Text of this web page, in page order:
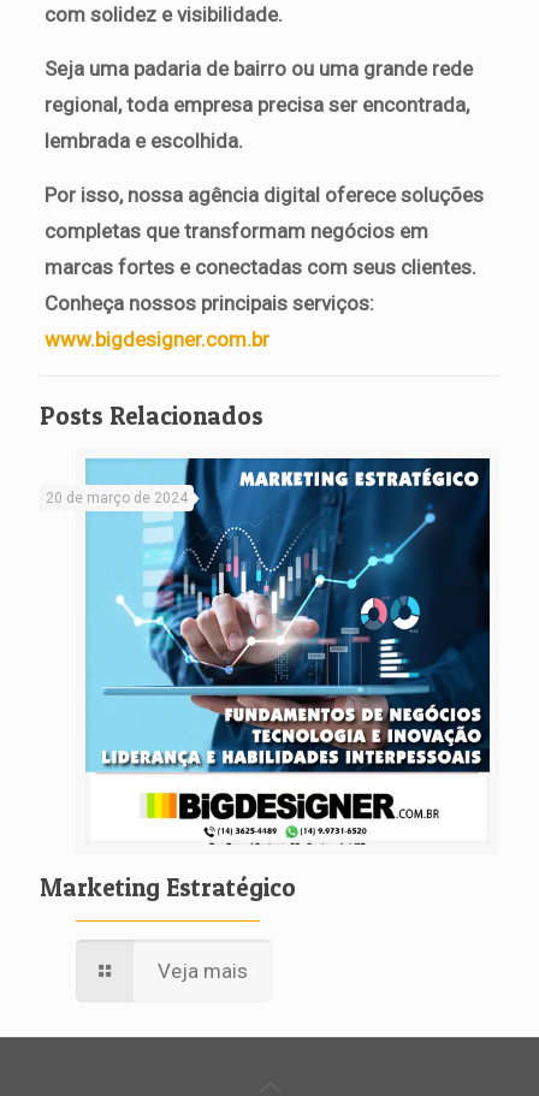
com solidez e visibilidade.
Seja uma padaria de bairro ou uma grande rede
regional, toda empresa precisa ser encontrada,
lembrada e escolhida.
Por isso, nossa agência digital oferece soluções
completas que transformam negócios em
marcas fortes e conectadas com seus clientes.
Conheça nossos principais serviços:
www.bigdesigner.com.br
Posts Relacionados
20 de março de 2024
Marketing Estratégico
Veja mais